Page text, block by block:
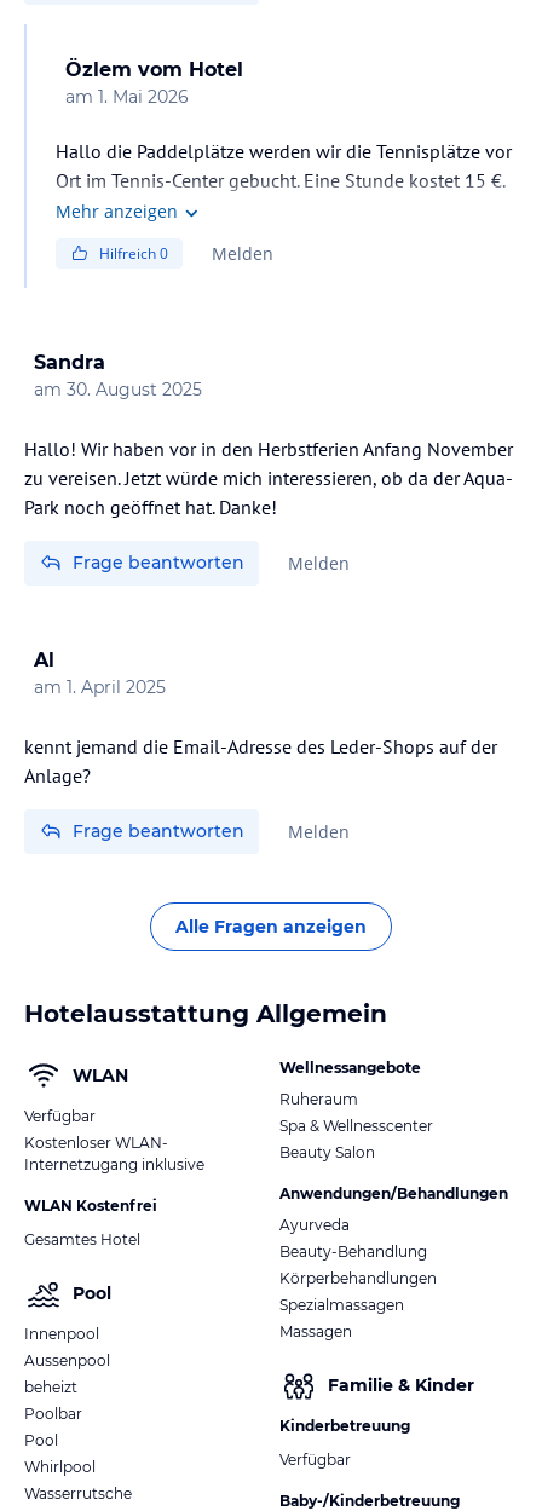
Özlem vom Hotel
am 1. Mai 2026
Hallo die Paddelplätze werden wir die Tennisplätze vor
Ort im Tennis-Center gebucht. Eine Stunde kostet 15 €.
Mehr anzeigen
Hilfreich0 Melden
Sandra
am 30. August 2025
Hallo! Wir haben vor in den Herbstferien Anfang November
zu vereisen. Jetzt würde mich interessieren, ob da der Aqua-
Park noch geöffnet hat. Danke!
Frage beantworten Melden
Al
am 1. April 2025
kennt jemand die Email-Adresse des Leder-Shops auf der
Anlage?
Frage beantworten Melden
Alle Fragen anzeigen
Hotelausstattung Allgemein
WLAN
Verfügbar
Kostenloser WLAN-
Internetzugang inklusive
WLAN Kostenfrei
Gesamtes Hotel
Pool
Innenpool
Aussenpool
beheizt
Poolbar
Pool
Whirlpool
Wasserrutsche
Wellnessangebote
Ruheraum
Spa & Wellnesscenter
Beauty Salon
Anwendungen/Behandlungen
Ayurveda
Beauty-Behandlung
Körperbehandlungen
Spezialmassagen
Massagen
Familie & Kinder
Kinderbetreuung
Verfügbar
Baby-/Kinderbetreuung